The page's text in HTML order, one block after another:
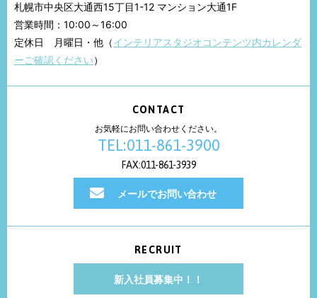
札幌市中央区大通西15丁目1-12 マンション大通1F
営業時間：10:00～16:00
定休日 月曜日・他（インテリアスタジオコンテンツ内カレンダ
ーご確認ください）
CONTACT
お気軽にお問い合わせください。
TEL:011-861-3900
FAX:011-861-3939
メールでお問い合わせ
RECRUIT
新入社員募集中！！